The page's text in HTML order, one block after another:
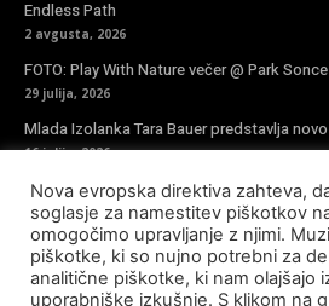
Endless Path
2 avgusta, 2026
FOTO: Play With Nature večer @ Park
29 julija, 2026
Mlada Izolanka Tara Bauer predstavlja
16 julija, 2026
Vpiši se v novičke
Nova evropska direktiva zahteva,
soglasje za namestitev piškotkov
omogočimo upravljanje z njimi.
piškotke, ki so nujno potrebni za
analitične piškotke, ki nam olajšajo
uporabniške izkušnje. S klikom na